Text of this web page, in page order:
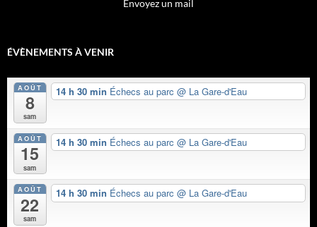
Envoyez un mail
ÉVÈNEMENTS À VENIR
AOÛT
8
sam
14 h 30 min Échecs au parc @ La Gare-d'Eau
AOÛT
15
sam
14 h 30 min Échecs au parc @ La Gare-d'Eau
AOÛT
22
sam
14 h 30 min Échecs au parc @ La Gare-d'Eau